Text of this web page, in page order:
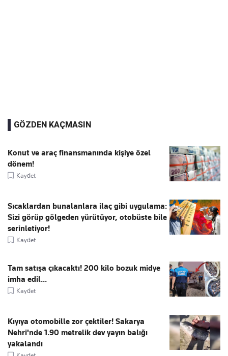
GÖZDEN KAÇMASIN
Konut ve araç finansmanında kişiye özel
dönem!
Kaydet
Sıcaklardan bunalanlara ilaç gibi uygulama:
Sizi görüp gölgeden yürütüyor, otobüste bile
serinletiyor!
Kaydet
Tam satışa çıkacaktı! 200 kilo bozuk midye
imha edil...
Kaydet
Kıyıya otomobille zor çektiler! Sakarya
Nehri'nde 1.90 metrelik dev yayın balığı
yakalandı